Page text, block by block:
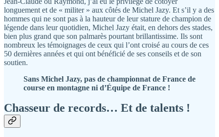
longuement et de « militer » aux côtés de Michel Jazy. Et s’il y a des
hommes qui ne sont pas à la hauteur de leur stature de champion de
légende dans leur quotidien, Michel Jazy était, en dehors des stades,
bien plus grand que son palmarès pourtant brillantissime. Ils sont
nombreux les témoignages de ceux qui l’ont croisé au cours de ces
50 dernières années et qui ont bénéficié de ses conseils et de son
soutien.
Sans Michel Jazy, pas de championnat de France de
course en montagne ni d’Équipe de France !
Chasseur de records… Et de talents !